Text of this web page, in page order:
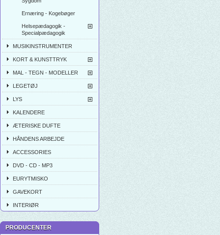
Ernæring - Kogebøger
Helsepædagogik -
Specialpædagogik
MUSIKINSTRUMENTER
KORT & KUNSTTRYK
MAL - TEGN - MODELLER
LEGETØJ
LYS
KALENDERE
ÆTERISKE DUFTE
HÅNDENS ARBEJDE
ACCESSORIES
DVD - CD - MP3
EURYTMISKO
GAVEKORT
INTERIØR
PRODUCENTER